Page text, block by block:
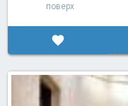
поверх